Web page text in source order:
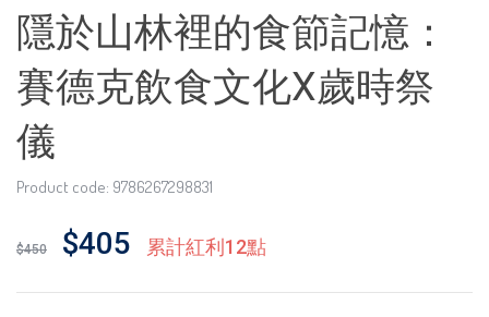
隱於山林裡的食節記憶：
賽德克飲食文化X歲時祭
儀
Product code: 9786267298831
$450 $405 累計紅利12點